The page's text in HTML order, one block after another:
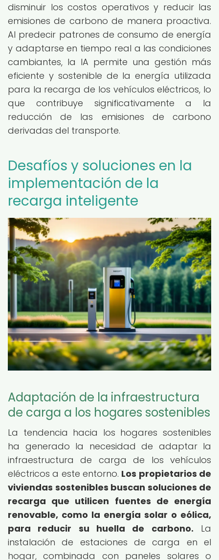
disminuir los costos operativos y reducir las
emisiones de carbono de manera proactiva.
Al predecir patrones de consumo de energía
y adaptarse en tiempo real a las condiciones
cambiantes, la IA permite una gestión más
eficiente y sostenible de la energía utilizada
para la recarga de los vehículos eléctricos, lo
que contribuye significativamente a la
reducción de las emisiones de carbono
derivadas del transporte.
Desafíos y soluciones en la
implementación de la
recarga inteligente
Adaptación de la infraestructura
de carga a los hogares sostenibles
La tendencia hacia los hogares sostenibles
ha generado la necesidad de adaptar la
infraestructura de carga de los vehículos
eléctricos a este entorno. Los propietarios de
viviendas sostenibles buscan soluciones de
recarga que utilicen fuentes de energía
renovable, como la energía solar o eólica,
para reducir su huella de carbono. La
instalación de estaciones de carga en el
hogar, combinada con paneles solares o